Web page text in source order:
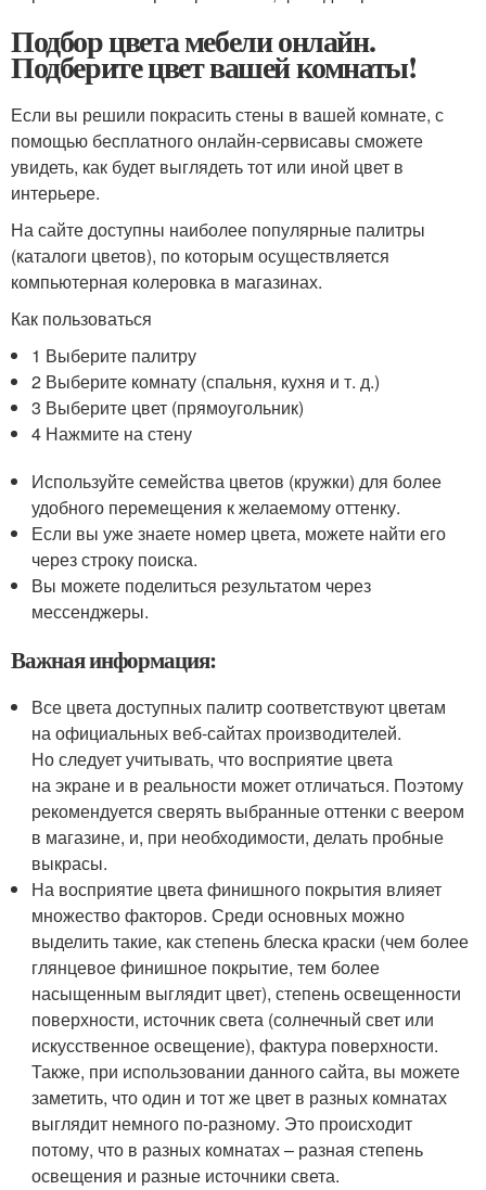
Подбор цвета мебели онлайн.
Подберите цвет вашей комнаты!
Если вы решили покрасить стены в вашей комнате, с
помощью бесплатного онлайн-сервисавы сможете
увидеть, как будет выглядеть тот или иной цвет в
интерьере.
На сайте доступны наиболее популярные палитры
(каталоги цветов), по которым осуществляется
компьютерная колеровка в магазинах.
Как пользоваться
1 Выберите палитру
2 Выберите комнату (спальня, кухня и т. д.)
3 Выберите цвет (прямоугольник)
4 Нажмите на стену
Используйте семейства цветов (кружки) для более
удобного перемещения к желаемому оттенку.
Если вы уже знаете номер цвета, можете найти его
через строку поиска.
Вы можете поделиться результатом через
мессенджеры.
Важная информация:
Все цвета доступных палитр соответствуют цветам
на официальных веб-сайтах производителей.
Но следует учитывать, что восприятие цвета
на экране и в реальности может отличаться. Поэтому
рекомендуется сверять выбранные оттенки с веером
в магазине, и, при необходимости, делать пробные
выкрасы.
На восприятие цвета финишного покрытия влияет
множество факторов. Среди основных можно
выделить такие, как степень блеска краски (чем более
глянцевое финишное покрытие, тем более
насыщенным выглядит цвет), степень освещенности
поверхности, источник света (солнечный свет или
искусственное освещение), фактура поверхности.
Также, при использовании данного сайта, вы можете
заметить, что один и тот же цвет в разных комнатах
выглядит немного по-разному. Это происходит
потому, что в разных комнатах – разная степень
освещения и разные источники света.